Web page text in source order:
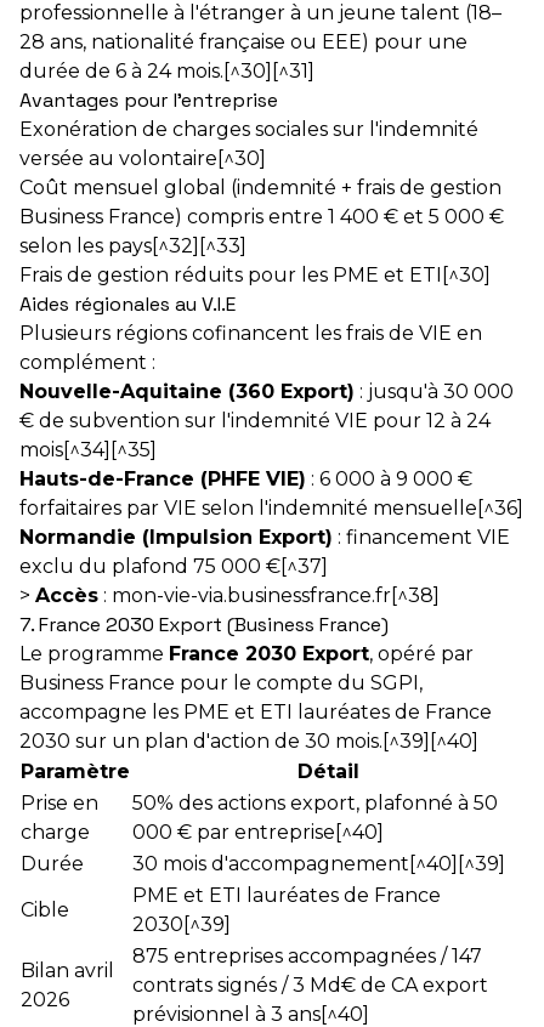
professionnelle à l'étranger à un jeune talent (18–
28 ans, nationalité française ou EEE) pour une
durée de 6 à 24 mois.[^30][^31]
Avantages pour l'entreprise
Exonération de charges sociales sur l'indemnité
versée au volontaire[^30]
Coût mensuel global (indemnité + frais de gestion
Business France) compris entre 1 400 € et 5 000 €
selon les pays[^32][^33]
Frais de gestion réduits pour les PME et ETI[^30]
Aides régionales au V.I.E
Plusieurs régions cofinancent les frais de VIE en
complément :
Nouvelle-Aquitaine (360 Export) : jusqu'à 30 000
€ de subvention sur l'indemnité VIE pour 12 à 24
mois[^34][^35]
Hauts-de-France (PHFE VIE) : 6 000 à 9 000 €
forfaitaires par VIE selon l'indemnité mensuelle[^36]
Normandie (Impulsion Export) : financement VIE
exclu du plafond 75 000 €[^37]
> Accès : mon-vie-via.businessfrance.fr[^38]
7. France 2030 Export (Business France)
Le programme France 2030 Export, opéré par
Business France pour le compte du SGPI,
accompagne les PME et ETI lauréates de France
2030 sur un plan d'action de 30 mois.[^39][^40]
Paramètre
Détail
Prise en
charge
50% des actions export, plafonné à 50
000 € par entreprise[^40]
Durée
30 mois d'accompagnement[^40][^39]
Cible
PME et ETI lauréates de France
2030[^39]
Bilan avril
2026
875 entreprises accompagnées / 147
contrats signés / 3 Md€ de CA export
prévisionnel à 3 ans[^40]